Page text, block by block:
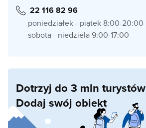
22 116 82 96
poniedziałek - piątek 8:00-20:00
sobota - niedziela 9:00-17:00
Dotrzyj do 3 mln turystów
Dodaj swój obiekt